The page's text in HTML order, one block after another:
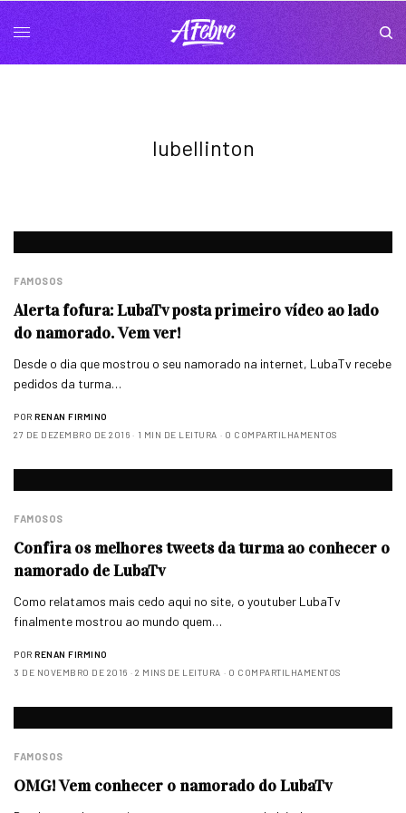
lubellinton
FAMOSOS
Alerta fofura: LubaTv posta primeiro vídeo ao lado
do namorado. Vem ver!
Desde o dia que mostrou o seu namorado na internet, LubaTv recebe
pedidos da turma…
POR RENAN FIRMINO
27 DE DEZEMBRO DE 2016
1 MIN DE LEITURA 0 COMPARTILHAMENTOS
FAMOSOS
Confira os melhores tweets da turma ao conhecer o
namorado de LubaTv
Como relatamos mais cedo aqui no site, o youtuber LubaTv
finalmente mostrou ao mundo quem…
POR RENAN FIRMINO
3 DE NOVEMBRO DE 2016
2 MINS DE LEITURA 0 COMPARTILHAMENTOS
FAMOSOS
OMG! Vem conhecer o namorado do LubaTv